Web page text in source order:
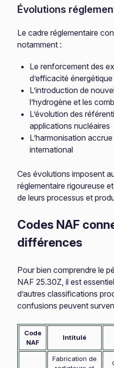
Évolutions
Le cadre réglementaire
notamment :
Le renforcement des
d’efficacité énergétique
L’introduction de
l’hydrogène et les
L’évolution des
applications nucléaires
L’harmonisation
international
Ces évolutions imposent
réglementaire rigoureuse
de leurs processus et
Codes NAF
différences
Pour bien comprendre le
NAF 25.30Z, il est
d’autres classifications
confusions peuvent
Code
NAF
Intitulé
Fabrication de